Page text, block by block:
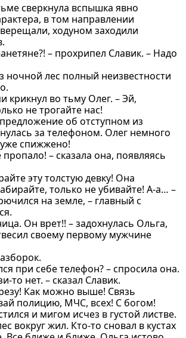
сверкнула вспышка явно
в том направлении
ходуном заходили
– прохрипел Славик. – Надо
ночной лес полный неизвестности
крикнул во тьму Олег. – Эй,
не трогайте нас!
об отступном из
за телефоном. Олег немного
уже спижжено!
пропало! – сказала она, появляясь
эту толстую девку! Она
только не убивайте! А-а… –
на земле, – главный с
Он врет!! – задохнулась Ольга,
своему первому мужчине
при себе телефон? – спросила она.
то нет. – сказал Славик.
Как можно выше! Связь
полицию, МЧС, всех! С богом!
и мигом исчез в густой листве.
вокруг жил. Кто-то сновал в кустах